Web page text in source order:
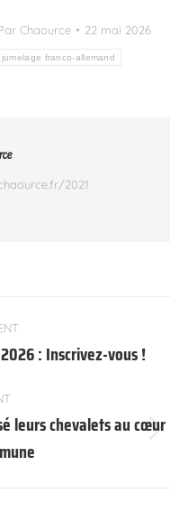
Chaource
22 mai 2026
jumelage franco-allemand
2021
: Inscrivez-vous !
leurs chevalets au cœur